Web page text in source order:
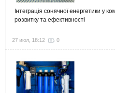
Інтеграція сонячної енергетики у
розвитку та ефективності
27 июл, 18:12 0